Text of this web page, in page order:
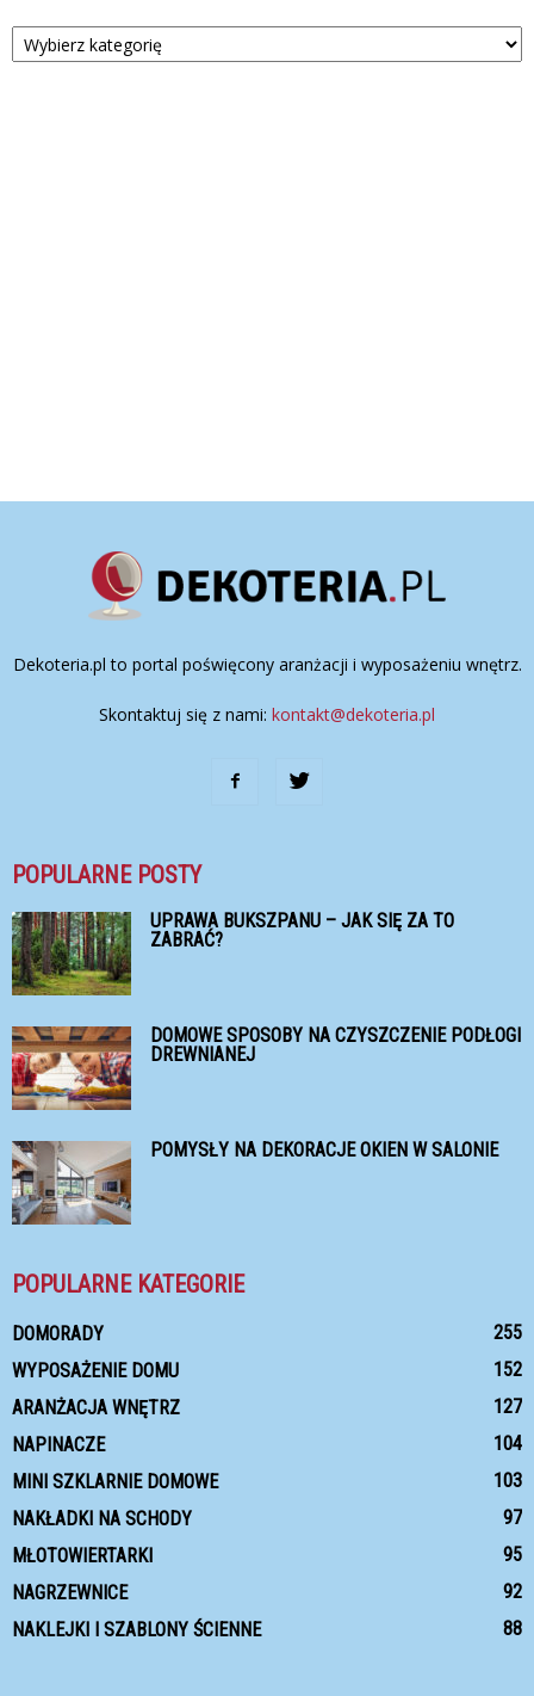
Kategorie
Dekoteria.pl to portal poświęcony aranżacji i wyposażeniu wnętrz.
Skontaktuj się z nami: kontakt@dekoteria.pl
POPULARNE POSTY
UPRAWA BUKSZPANU – JAK SIĘ ZA TO
ZABRAĆ?
DOMOWE SPOSOBY NA CZYSZCZENIE PODŁOGI
DREWNIANEJ
POMYSŁY NA DEKORACJE OKIEN W SALONIE
POPULARNE KATEGORIE
DOMORADY
255
WYPOSAŻENIE DOMU
152
ARANŻACJA WNĘTRZ
127
NAPINACZE
104
MINI SZKLARNIE DOMOWE
103
NAKŁADKI NA SCHODY
97
MŁOTOWIERTARKI
95
NAGRZEWNICE
92
NAKLEJKI I SZABLONY ŚCIENNE
88